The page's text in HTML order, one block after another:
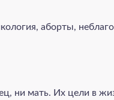
аборты,
ни мать. Их цели в